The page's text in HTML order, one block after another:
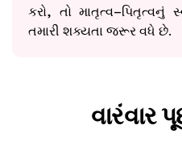
કરો, તો માતૃત્વ–પિતૃત્વનું
તમારી શક્યતા જરૂર વધે છે.
વારંવાર